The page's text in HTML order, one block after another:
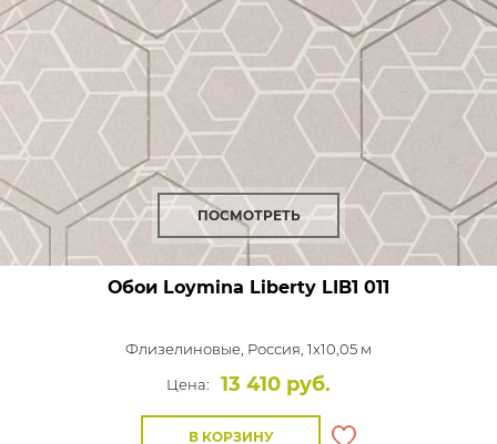
ПОСМОТРЕТЬ
Обои Loymina Liberty LIB1 011
Флизелиновые, Россия, 1x10,05 м
Цена:
13 410 руб.
В КОРЗИНУ